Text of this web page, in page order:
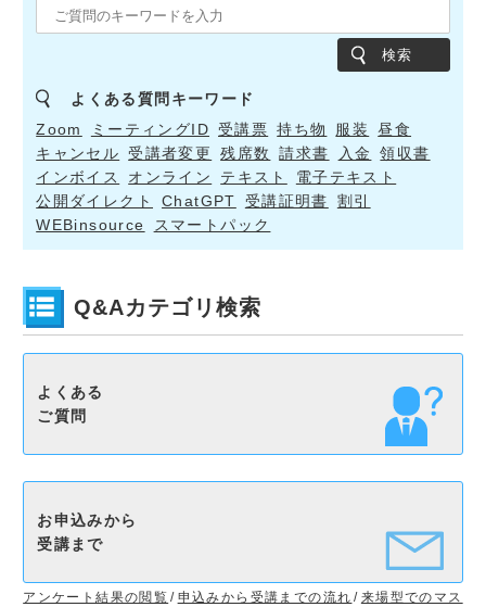
検索
よくある質問キーワード
Zoom
ミーティングID 受講票 持ち物 服装
昼食
キャンセル 受講者変更 残席数 請求書 入金
領収書
インボイス
オンライン テキスト
電子テキスト
公開ダイレクト
ChatGPT 受講証明書
割引
WEBinsource
スマートパック
Q&Aカテゴリ検索
よくある
ご質問
お申込みから
受講まで
アンケート結果の閲覧 申込みから受講までの流れ
来場型でのマス